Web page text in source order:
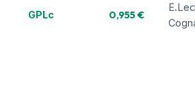
GPLc 0,955 €